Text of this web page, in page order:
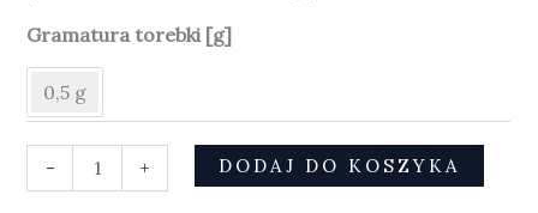
Gramatura torebki [g]
0,5 g
- + DODAJ DO KOSZYKA